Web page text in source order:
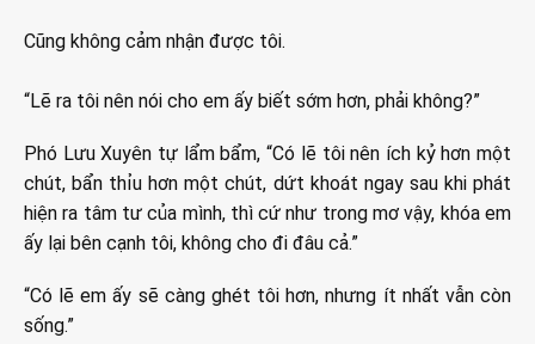
Cũng không cảm nhận được tôi.
“Lẽ ra tôi nên nói cho em ấy biết sớm hơn, phải không?”
Phó Lưu Xuyên tự lẩm bẩm, “Có lẽ tôi nên ích kỷ hơn một
chút, bẩn thỉu hơn một chút, dứt khoát ngay sau khi phát
hiện ra tâm tư của mình, thì cứ như trong mơ vậy, khóa em
ấy lại bên cạnh tôi, không cho đi đâu cả.”
“Có lẽ em ấy sẽ càng ghét tôi hơn, nhưng ít nhất vẫn còn
sống.”